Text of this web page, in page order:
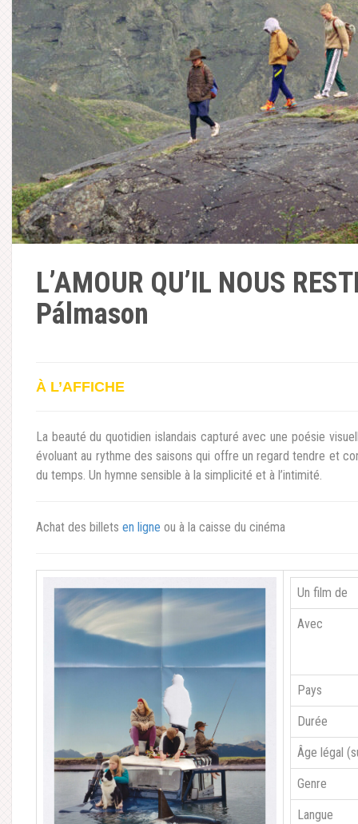
L’AMOUR QU’IL NOUS
Pálmason
À L’AFFICHE
La beauté du quotidien islandais capturé avec une poésie
évoluant au rythme des saisons qui offre un regard tendre et
du temps. Un hymne sensible à la simplicité et à l’intimité.
Achat des billets en ligne ou à la caisse du cinéma
Un film de
Avec
Pays
Durée
Âge légal
Genre
Langue